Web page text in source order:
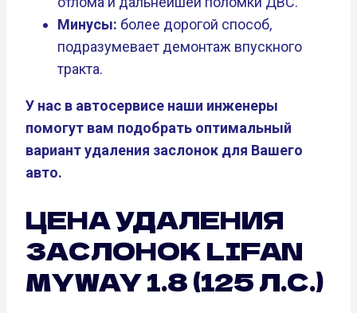
Минусы: более дорогой способ,
подразумевает демонтаж впускного
тракта.
У нас в автосервисе наши инженеры
помогут вам подобрать оптимальный
вариант удаления заслонок для Вашего
авто.
ЦЕНА УДАЛЕНИЯ
ЗАСЛОНОК LIFAN
MYWAY 1.8 (125 Л.С.)